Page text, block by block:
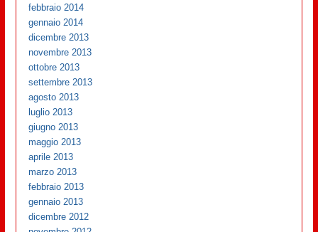
febbraio 2014
gennaio 2014
dicembre 2013
novembre 2013
ottobre 2013
settembre 2013
agosto 2013
luglio 2013
giugno 2013
maggio 2013
aprile 2013
marzo 2013
febbraio 2013
gennaio 2013
dicembre 2012